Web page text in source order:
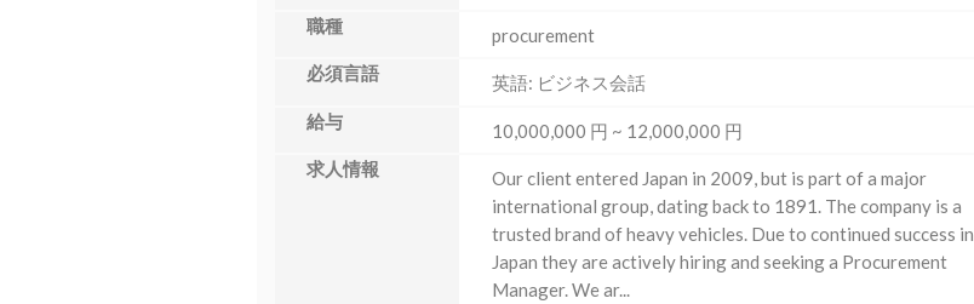
職種
procurement
必須言語
英語: ビジネス会話
給与
10,000,000 円 ~ 12,000,000 円
求人情報
Our client entered Japan in 2009, but is part of a major
international group, dating back to 1891. The company is a
trusted brand of heavy vehicles. Due to continued success in
Japan they are actively hiring and seeking a Procurement
Manager. We ar...